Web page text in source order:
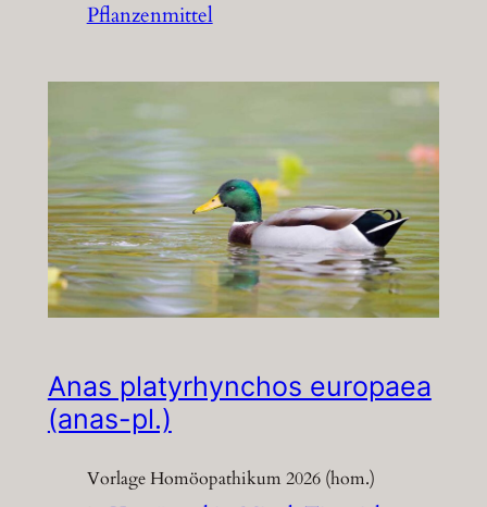
Pflanzenmittel
Anas platyrhynchos europaea
(anas-pl.)
Vorlage Homöopathikum 2026 (hom.)